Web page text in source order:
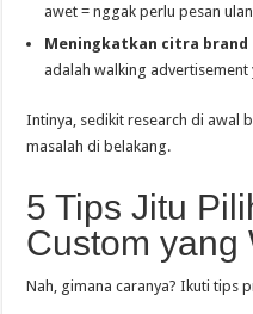
awet = nggak perlu pesan
Meningkatkan citra brand
adalah walking
Intinya, sedikit research di awal
masalah di belakang.
5 Tips Jitu
Custom yang
Nah, gimana caranya? Ikuti tips